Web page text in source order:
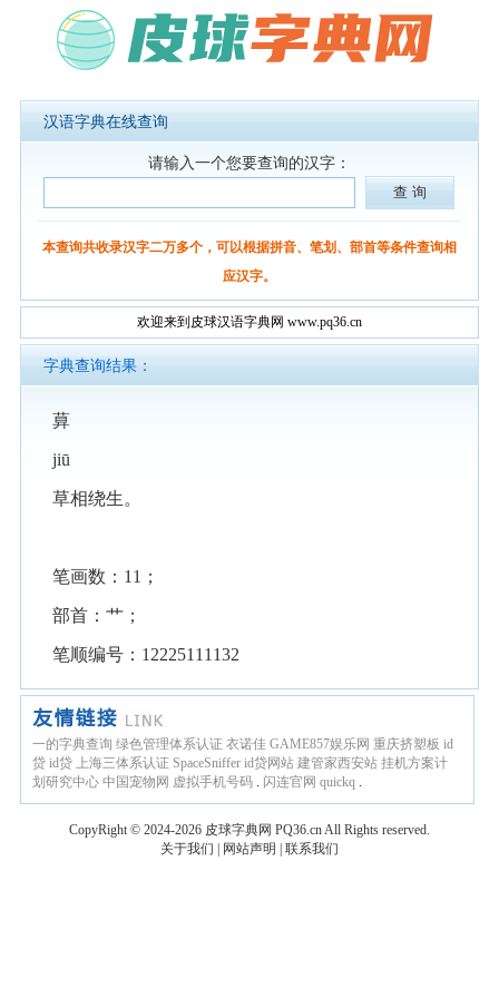
汉语字典在线查询
请输入一个您要查询的汉字：
本查询共收录汉字二万多个，可以根据拼音、笔划、部首等条件查询相
应汉字。
欢迎来到皮球汉语字典网 www.pq36.cn
字典查询结果：
萛
jiū
草相绕生。
笔画数：11；
部首：艹；
笔顺编号：12225111132
一的字典查询 绿色管理体系认证 衣诺佳 GAME857娱乐网 重庆挤塑板 id
贷 id贷 上海三体系认证 SpaceSniffer id贷网站 建管家西安站 挂机方案计
划研究中心 中国宠物网 虚拟手机号码 . 闪连官网 quickq .
CopyRight © 2024-2026 皮球字典网 PQ36.cnAll Rights reserved.
关于我们
网站声明 联系我们